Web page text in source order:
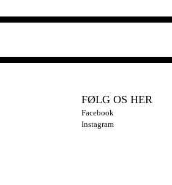
FØLG OS HER
Facebook
Instagram